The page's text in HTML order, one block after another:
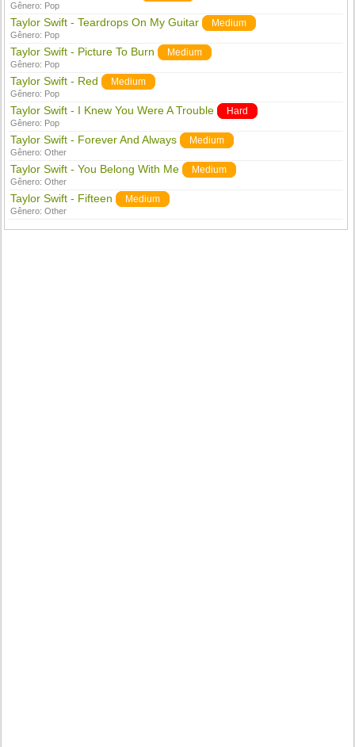
Gênero: Pop
Taylor Swift - Teardrops On My Guitar Medium
Gênero: Pop
Taylor Swift - Picture To Burn Medium
Gênero: Pop
Taylor Swift - Red Medium
Gênero: Pop
Taylor Swift - I Knew You Were A Trouble Hard
Gênero: Pop
Taylor Swift - Forever And Always Medium
Gênero:Other
Taylor Swift - You Belong With Me Medium
Gênero:Other
Taylor Swift - Fifteen Medium
Gênero:Other